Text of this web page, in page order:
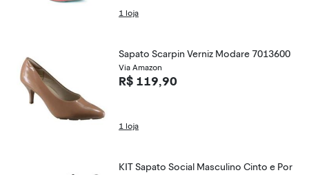
1 loja
Sapato Scarpin Verniz Modare 7013600
Via Amazon
R$ 119,90
1 loja
KIT Sapato Social Masculino Cinto e Por